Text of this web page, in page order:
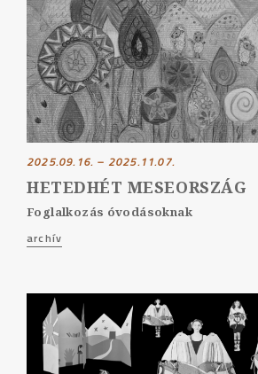
2025.09.16. – 2025.11.07.
HETEDHÉT MESEORSZÁG
Foglalkozás óvodásoknak
archív